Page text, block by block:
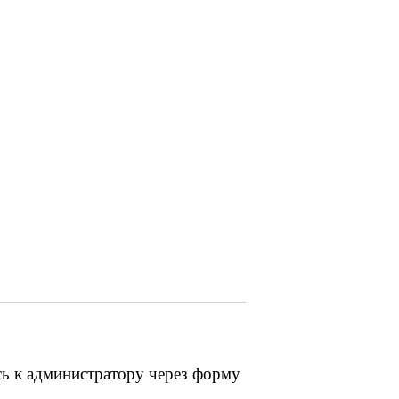
к администратору через форму